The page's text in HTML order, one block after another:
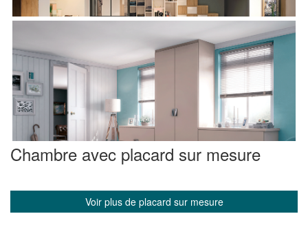
Chambre avec placard sur mesure
Voir plus de placard sur mesure